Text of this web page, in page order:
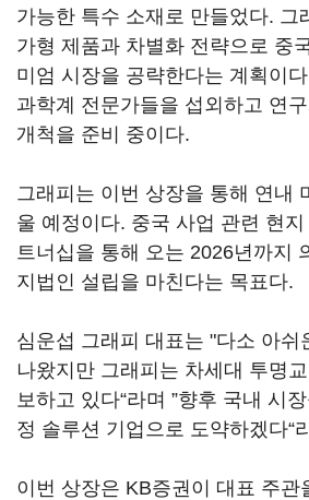
가능한 특수 소재로 만들었다. 그
가형 제품과 차별화 전략으로 중
미엄 시장을 공략한다는 계획이
과학계 전문가들을 섭외하고 연
개척을 준비 중이다.
그래피는 이번 상장을 통해 연내
울 예정이다. 중국 사업 관련 현
트너십을 통해 오는 2026년까지
지법인 설립을 마친다는 목표다.
심운섭 그래피 대표는 "다소 아쉬
나왔지만 그래피는 차세대 투명
보하고 있다“라며 ”향후 국내 시
정 솔루션 기업으로 도약하겠다“
이번 상장은 KB증권이 대표 주관